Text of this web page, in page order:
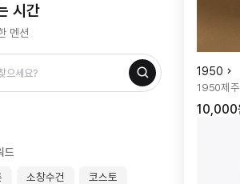
1950
1950제주
10,000
시간
멘션
드
소창수건 코스토